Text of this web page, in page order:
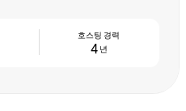
4 년
호스팅 경력